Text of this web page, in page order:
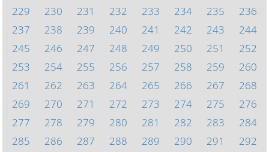
229
230 231 232 233 234 235
236
237
238 239 240 241 242 243
244
245
246 247 248 249 250 251
252
253
254 255 256 257 258 259
260
261
262 263 264 265 266 267
268
269
270 271 272 273 274 275
276
277
278 279 280 281 282 283
284
285
286 287 288 289 290 291
292